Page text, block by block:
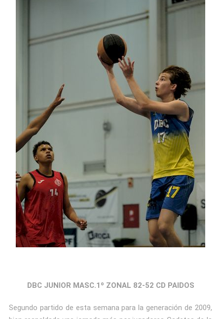
DBC JUNIOR MASC.1º ZONAL 82-52 CD PAIDOS
Segundo partido de esta semana para la generación de 2009,